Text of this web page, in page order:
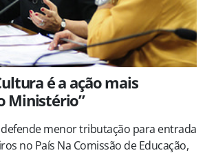
é a ação mais
Ministério”
menor tributação para entrada
no País Na Comissão de Educação,